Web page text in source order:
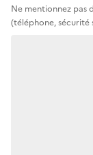
Ne mentionnez pas
(téléphone, sécurité